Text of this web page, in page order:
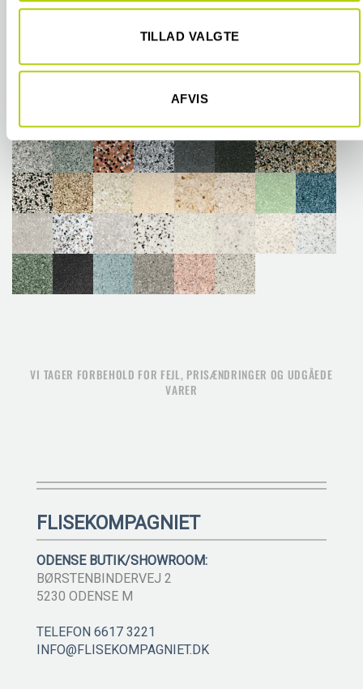
givet dem, eller som de har indsamlet fra din brug af deres
TILLAD VALGTE
AFVIS
VI TAGER FORBEHOLD FOR FEJL, PRISÆNDRINGER OG UDGÅEDE
VARER
FLISEKOMPAGNIET
ODENSE BUTIK/SHOWROOM:
BØRSTENBINDERVEJ 2
5230 ODENSE M
TELEFON 6617 3221
INFO@FLISEKOMPAGNIET.DK